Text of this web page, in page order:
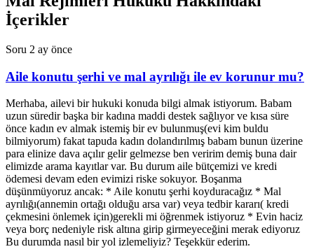
İçerikler
Soru 2 ay önce
Aile konutu şerhi ve mal ayrılığı ile ev korunur mu?
Merhaba, ailevi bir hukuki konuda bilgi almak istiyorum. Babam
uzun süredir başka bir kadına maddi destek sağlıyor ve kısa süre
önce kadın ev almak istemiş bir ev bulunmuş(evi kim buldu
bilmiyorum) fakat tapuda kadın dolandırılmış babam bunun üzerine
para elinize dava açılır gelir gelmezse ben veririm demiş buna dair
elimizde arama kayıtlar var. Bu durum aile bütçemizi ve kredi
ödemesi devam eden evimizi riske sokuyor. Boşanma
düşünmüyoruz ancak: * Aile konutu şerhi koyduracağız * Mal
ayrılığı(annemin ortağı olduğu arsa var) veya tedbir kararı( kredi
çekmesini önlemek için)gerekli mi öğrenmek istiyoruz * Evin haciz
veya borç nedeniyle risk altına girip girmeyeceğini merak ediyoruz
Bu durumda nasıl bir yol izlemeliyiz? Teşekkür ederim.